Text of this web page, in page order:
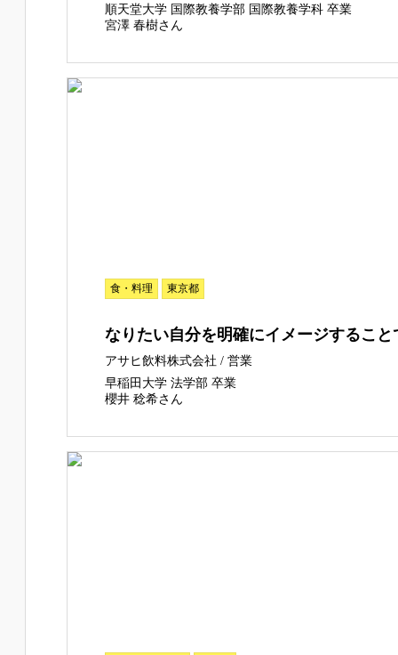
順天堂大学 国際教養学部 国際教養学科 卒業
宮澤 春樹さん
食・料理 東京都
なりたい自分を明確にイメージするこ
アサヒ飲料株式会社 / 営業
早稲田大学 法学部 卒業
櫻井 稔希さん